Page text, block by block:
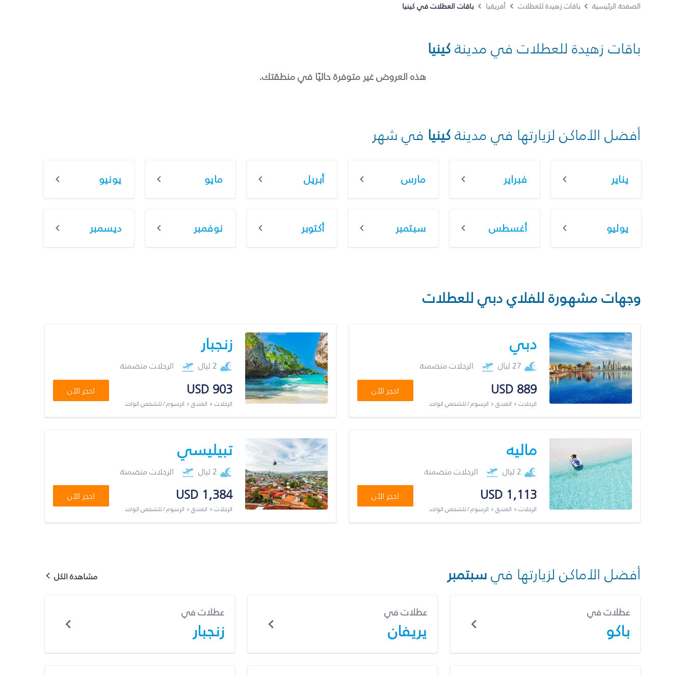
الصفحة الرئيسية باقات زهيدة للعطلات أفريقيا باقات العطلات في كينيا
باقات زهيدة للعطلات في مدينةكينيا
هذه العروض غير متوفرة حاليًا في منطقتك.
أفضل الأماكن لزيارتها في مدينةكينيا في شهر
يناير فبراير مارس أبريل مايو يونيو
يوليو أغسطس سبتمبر أكتوبر نوفمبر ديسمبر
وجهات مشهورة للفلاي دبي للعطلات
دبي
27 ليال الرحلات متضمنة
USD 889
الرحلات + الفندق + الرسوم / للشخص الواحد
احجز الآن
زنجبار
2 ليال الرحلات متضمنة
USD 903
الرحلات + الفندق + الرسوم / للشخص الواحد
احجز الآن
ماليه
2 ليال الرحلات متضمنة
USD 1,113
الرحلات + الفندق + الرسوم / للشخص الواحد
احجز الآن
تبيليسي
2 ليال الرحلات متضمنة
USD 1,384
الرحلات + الفندق + الرسوم / للشخص الواحد
احجز الآن
أفضل الأماكن لزيارتها فيسبتمبر مشاهدة الكل
عطلات في
باكو
عطلات في
يريفان
عطلات في
زنجبار